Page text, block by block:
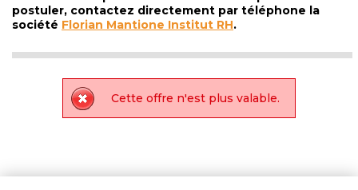
postuler, contactez directement par téléphone la
société Florian Mantione Institut RH.
Cette offre n'est plus valable.